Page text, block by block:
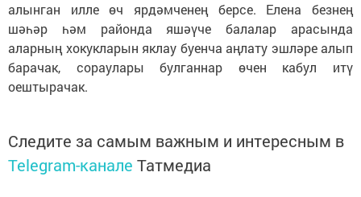
алынган илле өч ярдәмченең берсе. Елена безнең
шәһәр һәм районда яшәүче балалар арасында
аларның хокукларын яклау буенча аңлату эшләре алып
барачак, сораулары булганнар өчен кабул итү
оештырачак.
Следите за самым важным и интересным в
Telegram-канале Татмедиа